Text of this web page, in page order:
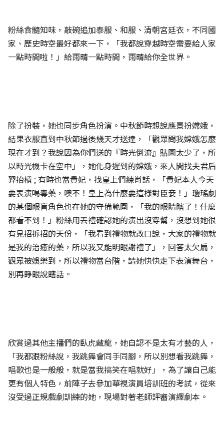
粉絲食髓知味，敲碗追加泰服、和服、清朝宮廷衣，不同國
家、歷史時空最好都來一下，「我都說穿越時空需要給人家
一點時間啦！」給雨晴一點時間，雨晴給你全世界。
除了扮裝，她也同步角色扮演。中秋節時想說應景扮嫦娥，
結果衣服直到中秋節過後幾天才送達，「觀眾問我嫦娥怎麼
現在才到？我說因為你們送的『時光倒流』貼圖太少了，所
以時光機卡在空中」，她化身遲到的嫦娥，來人間找夫君后
羿抬槓 ; 有時也當貴妃，找皇上們練肖話，「貴妃本人今天
要表演喝毒藥，噢不！皇上為什麼要這樣對臣妾！」瓊瑤劇
的某個眼盲角色也在她的守備範圍，「我的眼睛瞎了！什麼
都看不到！」粉絲用丟禮確認她的演出沒穿幫，沒想到她很
有見招拆招的天份，「我看到禮物就改口說，大家的禮物就
是我的治癒的藥，所以我又能明眼謝禮了」，回答太欠扁，
觀眾被娛樂到，所以禮物當台階，請她快快走下表演舞台，
別再睜眼說瞎話。
欣賞過其他主播們的臥虎藏龍，她自認不是太有才藝的人，
「我都跟粉絲說，我跳舞會同手同腳，所以別想看我跳舞，
唱歌也是一般般，就是當我搞笑在唱就好」，為了讓自己能
更有個人特色，前陣子去參加華視演員培訓班的考試，從來
沒受過正規戲劇訓練的她，現場對著老師評審演繹劇本。